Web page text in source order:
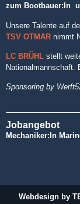
zum Bootbauer:In
Unsere Talente auf
TSV OTMAR nimmt
LC BRÜHL stellt
Nationalmannschaft.
Sponsoring by
Jobangebot
Mechaniker:In
Webdesign by